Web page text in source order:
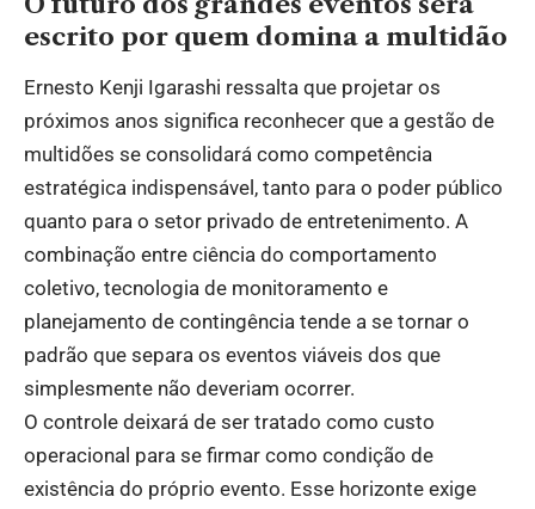
escrito por quem domina a multidão
Ernesto Kenji Igarashi ressalta que projetar os
próximos anos significa reconhecer que a gestão de
multidões se consolidará como competência
estratégica indispensável, tanto para o poder público
quanto para o setor privado de entretenimento. A
combinação entre ciência do comportamento
coletivo, tecnologia de monitoramento e
planejamento de contingência tende a se tornar o
padrão que separa os eventos viáveis dos que
simplesmente não deveriam ocorrer.
O controle deixará de ser tratado como custo
operacional para se firmar como condição de
existência do próprio evento. Esse horizonte exige